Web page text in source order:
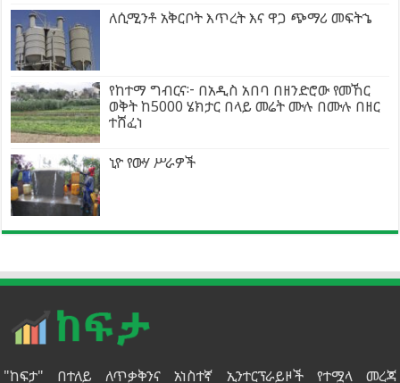
ለሲሚንቶ አቅርቦት እጥረት እና ዋጋ ጭማሪ መፍትኄ
የከተማ ግብርና፦ በአዲስ አበባ በዘንድሮው የመኸር
ወቅት ከ5000 ሄክታር በላይ መሬት ሙሉ በሙሉ በዘር
ተሸፈነ
ኒዮ የውሃ ሥራዎች
"ከፍታ" በተለይ ለጥቃቅንና አነስተኛ ኢንተርፕራይዞች የተሟላ መረጃ